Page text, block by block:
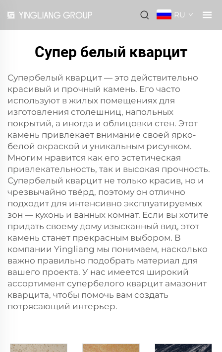
RU
Супер белый кварцит
Супербелый кварцит — это действительно
красивый и прочный камень. Его часто
используют в жилых помещениях для
изготовления столешниц, напольных
покрытий, а иногда и облицовки стен. Этот
камень привлекает внимание своей ярко-
белой окраской и уникальным рисунком.
Многим нравится как его эстетическая
привлекательность, так и высокая прочность.
Супербелый кварцит не только красив, но и
чрезвычайно твёрд, поэтому он отлично
подходит для интенсивно эксплуатируемых
зон — кухонь и ванных комнат. Если вы хотите
придать своему дому изысканный вид, этот
камень станет прекрасным выбором. В
компании Yingliang мы понимаем, насколько
важно правильно подобрать материал для
вашего проекта. У нас имеется широкий
ассортимент супербелого кварцит амазонит
кварцита, чтобы помочь вам создать
потрясающий интерьер.